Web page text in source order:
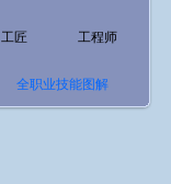
工匠 工程师
全职业技能图解